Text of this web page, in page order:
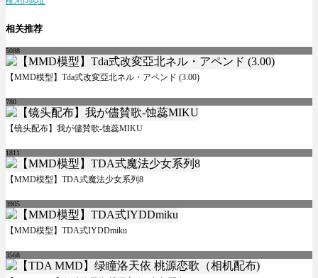
相关推荐
5088
【MMD模型】Tda式改変亞北ネル・アペンド (3.00)
780
【镜头配布】我が儘賛歌-蚀蕊MIKU
1811
【MMD模型】TDA式魔法少女系列8
3905
【MMD模型】TDA式IYDDmiku
3568